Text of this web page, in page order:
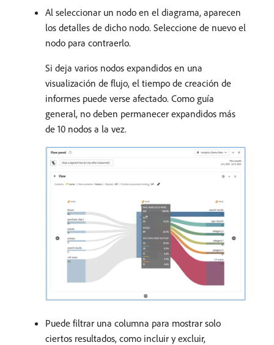
Al seleccionar un nodo en el diagrama, aparecen
los detalles de dicho nodo. Seleccione de nuevo el
nodo para contraerlo.
Si deja varios nodos expandidos en una
visualización de flujo, el tiempo de creación de
informes puede verse afectado. Como guía
general, no deben permanecer expandidos más
de 10 nodos a la vez.
Puede filtrar una columna para mostrar solo
ciertos resultados, como incluir y excluir,